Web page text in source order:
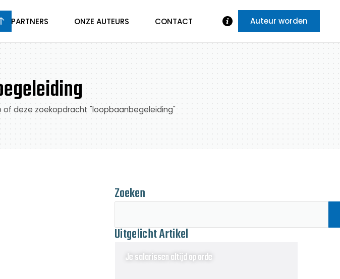
PARTNERS ONZE AUTEURS CONTACT Auteur worden
of deze zoekopdracht "loopbaanbegeleiding"
Zoeken
Uitgelicht Artikel
Je salarissen altijd op orde